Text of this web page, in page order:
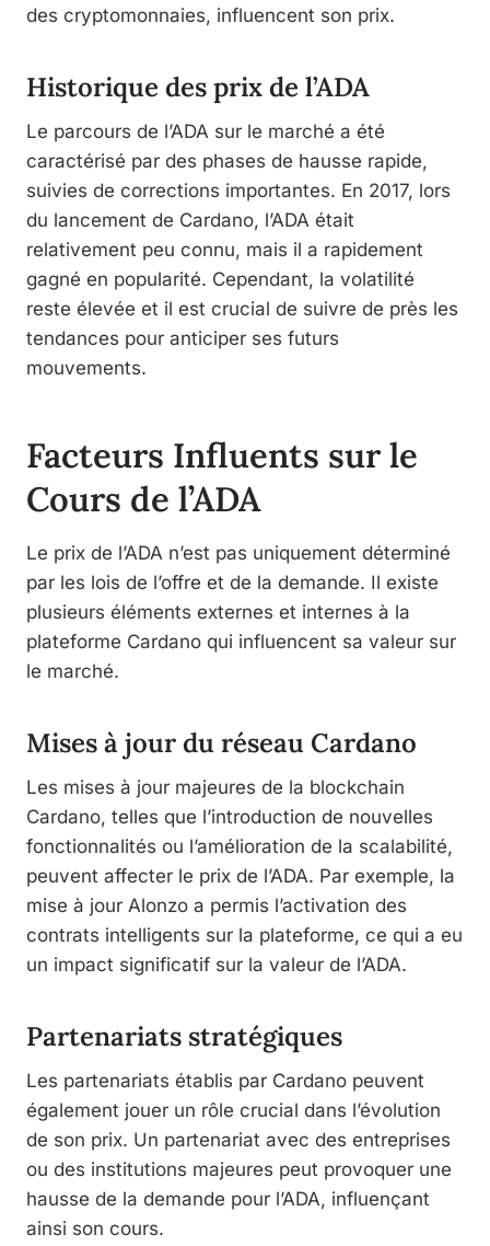
des cryptomonnaies, influencent son prix.
Historique des prix de l’ADA
Le parcours de l’ADA sur le marché a été
caractérisé par des phases de hausse rapide,
suivies de corrections importantes. En 2017, lors
du lancement de Cardano, l’ADA était
relativement peu connu, mais il a rapidement
gagné en popularité. Cependant, la volatilité
reste élevée et il est crucial de suivre de près les
tendances pour anticiper ses futurs
mouvements.
Facteurs Influents sur le
Cours de l’ADA
Le prix de l’ADA n’est pas uniquement déterminé
par les lois de l’offre et de la demande. Il existe
plusieurs éléments externes et internes à la
plateforme Cardano qui influencent sa valeur sur
le marché.
Mises à jour du réseau Cardano
Les mises à jour majeures de la blockchain
Cardano, telles que l’introduction de nouvelles
fonctionnalités ou l’amélioration de la scalabilité,
peuvent affecter le prix de l’ADA. Par exemple, la
mise à jour Alonzo a permis l’activation des
contrats intelligents sur la plateforme, ce qui a eu
un impact significatif sur la valeur de l’ADA.
Partenariats stratégiques
Les partenariats établis par Cardano peuvent
également jouer un rôle crucial dans l’évolution
de son prix. Un partenariat avec des entreprises
ou des institutions majeures peut provoquer une
hausse de la demande pour l’ADA, influençant
ainsi son cours.